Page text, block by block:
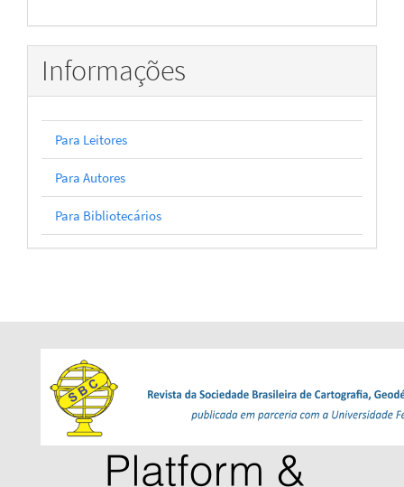
Informações
Para Leitores
Para Autores
Para Bibliotecários